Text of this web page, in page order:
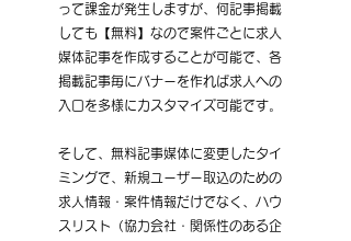
って課金が発生しますが、何記事掲載
しても【無料】なので案件ごとに求人
媒体記事を作成することが可能で、各
掲載記事毎にバナーを作れば求人への
入口を多様にカスタマイズ可能です。
そして、無料記事媒体に変更したタイ
ミングで、新規ユーザー取込のための
求人情報・案件情報だけでなく、ハウ
スリスト（協力会社・関係性のある企